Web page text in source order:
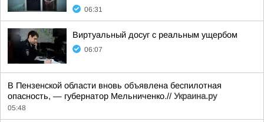
06:31
Виртуальный досуг с реальным ущербом
06:07
В Пензенской области вновь объявлена беспилотная
опасность, — губернатор Мельниченко.// Украина.ру
05:48